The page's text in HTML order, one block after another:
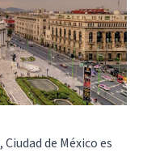
de México es